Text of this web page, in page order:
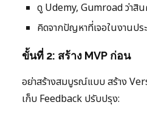
ดู Udemy, Gumroad ว่าสิน
คิดจากปัญหาที่เจอในงานปร
ขั้นที่ 2: สร้าง MVP ก่อน
อย่าสร้างสมบูรณ์แบบ สร้าง
เก็บ Feedback ปรับปรุง: